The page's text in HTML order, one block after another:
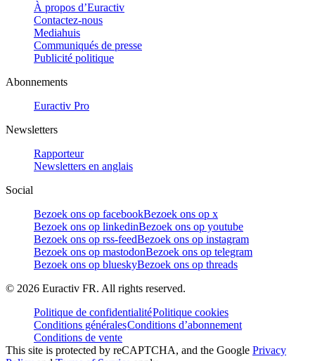
À propos d’Euractiv
Contactez-nous
Mediahuis
Communiqués de presse
Publicité politique
Abonnements
Euractiv Pro
Newsletters
Rapporteur
Newsletters en anglais
Social
Bezoek ons op facebookBezoek ons op x
Bezoek ons op linkedinBezoek ons op youtube
Bezoek ons op rss-feedBezoek ons op instagram
Bezoek ons op mastodonBezoek ons op telegram
Bezoek ons op blueskyBezoek ons op threads
© 2026 Euractiv FR. All rights reserved.
Politique de confidentialitéPolitique cookies
Conditions généralesConditions d’abonnement
Conditions de vente
This site is protected by reCAPTCHA, and the Google Privacy